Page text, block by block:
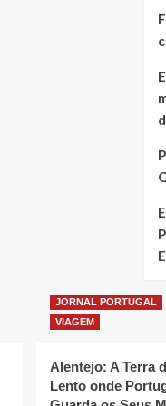
JORNAL PORTUGAL
VIAGEM
Alentejo: A Terra
Lento onde